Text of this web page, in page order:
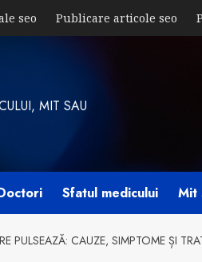
seo Publicare articole seo
MIT SAU
Sfatul medicului Mit
PULSEAZĂ: CAUZE, SIMPTOME ȘI